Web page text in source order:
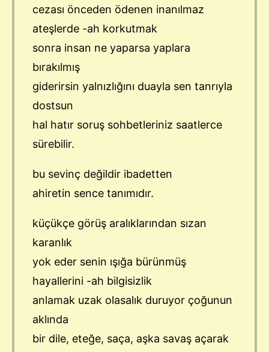
cezası önceden ödenen inanılmaz
ateşlerde -ah korkutmak
sonra insan ne yaparsa yaplara
bırakılmış
giderirsin yalnızlığını duayla sen tanrıyla
dostsun
hal hatır soruş sohbetleriniz saatlerce
sürebilir.
bu sevinç değildir ibadetten
ahiretin sence tanımıdır.
küçükçe görüş aralıklarından sızan
karanlık
yok eder senin ışığa bürünmüş
hayallerini -ah bilgisizlik
anlamak uzak olasalık duruyor çoğunun
aklında
bir dile, eteğe, saça, aşka savaş açarak